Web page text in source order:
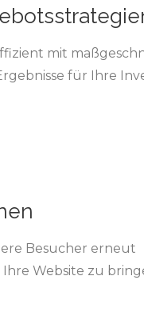
mit
für Ihre
Besucher erneut
Website zu